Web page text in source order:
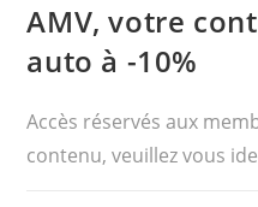
AMV, votre
auto à -10%
Accès réservés aux
contenu, veuillez vous